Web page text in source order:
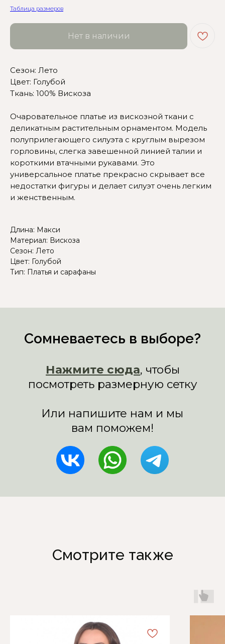
Таблица размеров
Нет в наличии
Сезон: Лето
Цвет: Голубой
Ткань: 100% Вискоза
Очаровательное платье из вискозной ткани с
деликатным растительным орнаментом. Модель
полуприлегающего силуэта с круглым вырезом
горловины, слегка завешенной линией талии и
короткими втачными рукавами. Это
универсальное платье прекрасно скрывает все
недостатки фигуры и делает силуэт очень легким
и женственным.
Длина: Макси
Материал: Вискоза
Сезон: Лето
Цвет: Голубой
Тип: Платья и сарафаны
Нажмите сюда, чтобы
посмотреть размерную сетку
Или напишите нам и мы
вам поможем!
Смотрите также
Информация